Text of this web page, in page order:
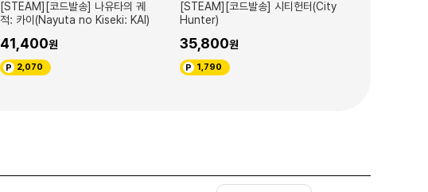
[STEAM][코드발송] 시티헌터(City
Hunter)
35,800
1,790
[STEAM][코드발송] 풀 메탈 스쿨
걸(FULL METAL SCHOOLGIRL)
64,400
3,220